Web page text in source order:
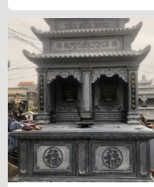
0
out
of